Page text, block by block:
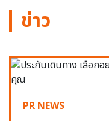
ข่าว
PR NEWS